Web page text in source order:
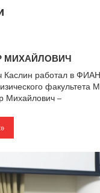
МИХАЙЛОВИЧ
Каслин работал в
факультета
Михайлович –